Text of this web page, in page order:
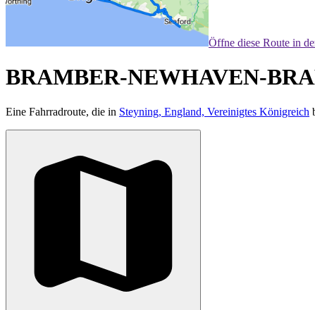
Öffne diese Route in
BRAMBER-NEWHAVEN-
Eine Fahrradroute, die in Steyning, England, Vereinigtes Königreich